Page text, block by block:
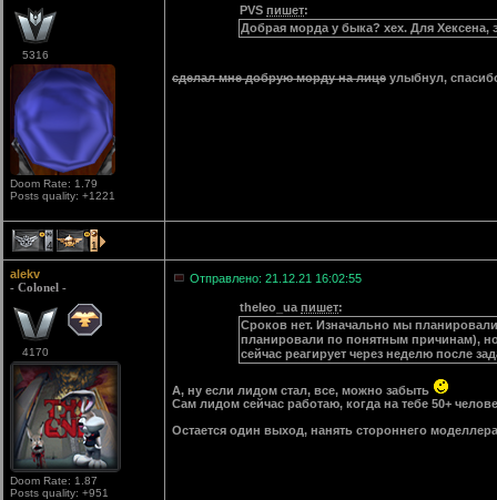
5316
Doom Rate: 1.79
Posts quality: +1221
PVS пишет:
Добрая морда у быка? хех. Для Хексена,
сделал мне добрую морду на лице улыбнул,
4 1
alekv
- Colonel -
4170
Doom Rate: 1.87
Posts quality: +951
Отправлено: 21.12.21 16:02:55
theleo_ua пишет:
Сроков нет. Изначально мы
планировали по понятным причинам), но
сейчас реагирует через неделю после
А, ну если лидом стал, все, можно забыть
Сам лидом сейчас работаю, когда на тебе 50+
Остается один выход, нанять стороннего